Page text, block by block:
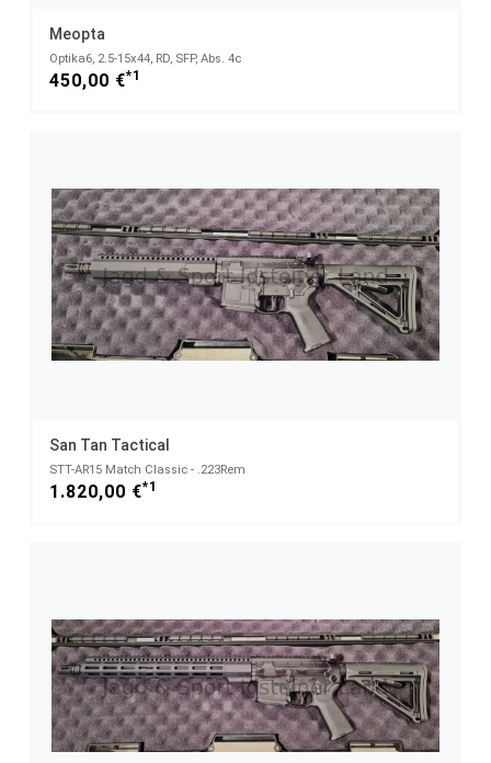
Meopta
Optika6, 2.5-15x44, RD, SFP, Abs. 4c
450,00 €*1
San Tan Tactical
STT-AR15 Match Classic - .223Rem
1.820,00 €*1